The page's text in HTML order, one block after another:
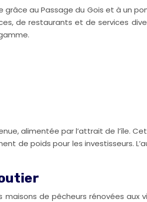
au Passage du Gois et à un
de restaurants et de services
alimentée par l’attrait de l’île.
de poids pour les investisseurs.
de pêcheurs rénovées